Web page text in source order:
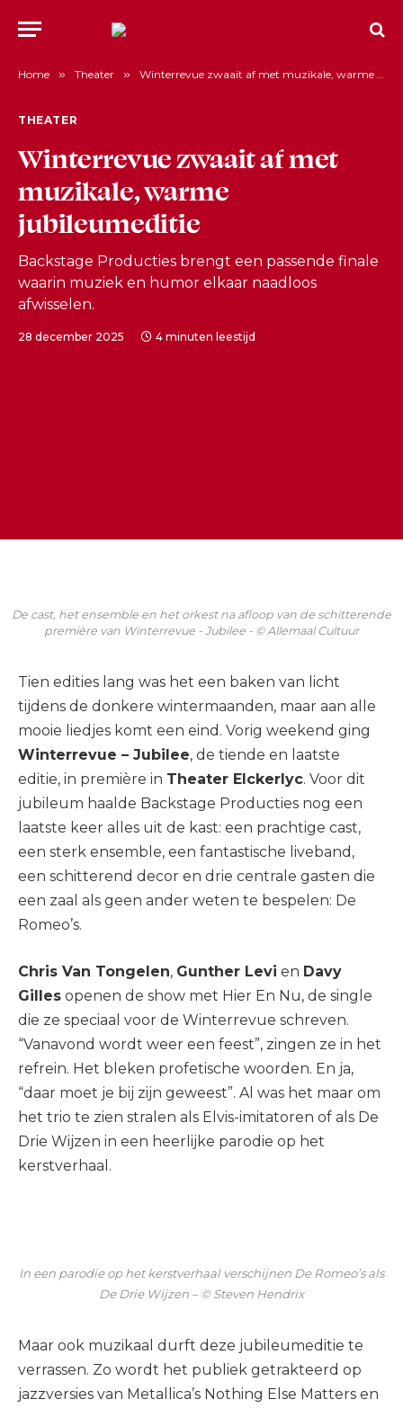
Home » Theater » Winterrevue zwaait af met muzikale, warme jubileumeditie
THEATER
Winterrevue zwaait af met
muzikale, warme
jubileumeditie
Backstage Producties brengt een passende finale
waarin muziek en humor elkaar naadloos
afwisselen.
28 december 2025 4 minuten leestijd
De cast, het ensemble en het orkest na afloop van de schitterende
première van Winterrevue - Jubilee - © Allemaal Cultuur
Tien edities lang was het een baken van licht
tijdens de donkere wintermaanden, maar aan alle
mooie liedjes komt een eind. Vorig weekend ging
Winterrevue – Jubilee, de tiende en laatste
editie, in première in Theater Elckerlyc. Voor dit
jubileum haalde Backstage Producties nog een
laatste keer alles uit de kast: een prachtige cast,
een sterk ensemble, een fantastische liveband,
een schitterend decor en drie centrale gasten die
een zaal als geen ander weten te bespelen: De
Romeo’s.
Chris Van Tongelen, Gunther Levi en Davy
Gilles openen de show met Hier En Nu, de single
die ze speciaal voor de Winterrevue schreven.
“Vanavond wordt weer een feest”, zingen ze in het
refrein. Het bleken profetische woorden. En ja,
“daar moet je bij zijn geweest”. Al was het maar om
het trio te zien stralen als Elvis-imitatoren of als De
Drie Wijzen in een heerlijke parodie op het
kerstverhaal.
In een parodie op het kerstverhaal verschijnen De Romeo’s als
De Drie Wijzen – © Steven Hendrix
Maar ook muzikaal durft deze jubileumeditie te
verrassen. Zo wordt het publiek getrakteerd op
jazzversies van Metallica’s Nothing Else Matters en